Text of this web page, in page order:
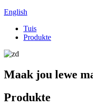
English
Tuis
Produkte
Maak jou lewe
Produkte